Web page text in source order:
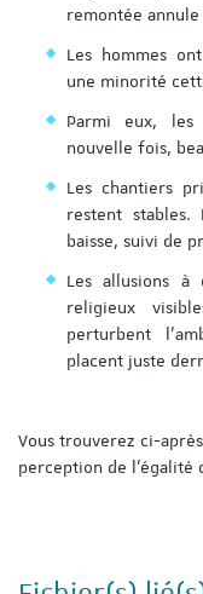
remontée annule
Les hommes
une minorité
Parmi eux, les
nouvelle fois,
Les chantiers
restent
baisse, suivi de
Les allusions
religieux
perturbent
placent juste
Vous trouverez ci-
perception de l’égalité